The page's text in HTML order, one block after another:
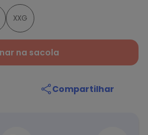
XXG
na sacola
Compartilhar